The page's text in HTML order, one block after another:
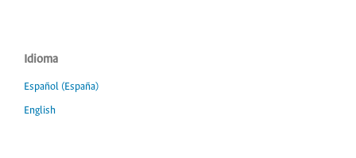
Idioma
Español (España)
English